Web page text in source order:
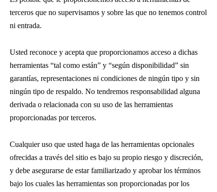
terceros que no supervisamos y sobre las que no tenemos control
ni entrada.
Usted reconoce y acepta que proporcionamos acceso a dichas
herramientas “tal como están” y “según disponibilidad” sin
garantías, representaciones ni condiciones de ningún tipo y sin
ningún tipo de respaldo. No tendremos responsabilidad alguna
derivada o relacionada con su uso de las herramientas
proporcionadas por terceros.
Cualquier uso que usted haga de las herramientas opcionales
ofrecidas a través del sitio es bajo su propio riesgo y discreción,
y debe asegurarse de estar familiarizado y aprobar los términos
bajo los cuales las herramientas son proporcionadas por los